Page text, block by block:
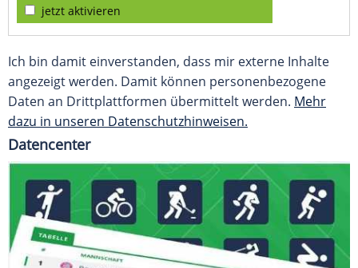
jetzt aktivieren
Ich bin damit einverstanden, dass mir externe Inhalte
angezeigt werden. Damit können personenbezogene
Daten an Drittplattformen übermittelt werden. Mehr
dazu in unseren Datenschutzhinweisen.
Datencenter